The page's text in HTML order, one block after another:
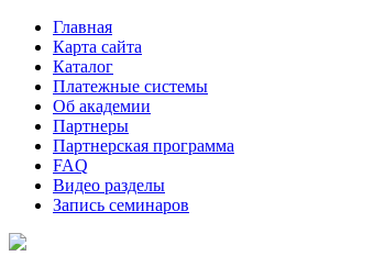
Главная
Карта сайта
Каталог
Платежные системы
Об академии
Партнеры
Партнерская программа
FAQ
Видео разделы
Запись семинаров